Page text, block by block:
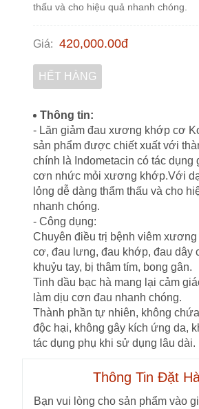
thấu và cho hiệu quả nhanh chóng.
Giá: 420,000.00đ
HẾT HÀNG
Thông tin:
- Lăn giảm đau xương khớp cơ
sản phẩm được chiết xuất với
chính là Indometacin có tác dụng
cơn nhức mỏi xương khớp.Với
lỏng dễ dàng thẩm thấu và cho
nhanh chóng.
- Công dụng:
Chuyên điều trị bệnh viêm
cơ, đau lưng, đau khớp, đau dây
khuỷu tay, bị thâm tím, bong gân.
Tinh dầu bạc hà mang lại cảm
làm dịu cơn đau nhanh chóng.
Thành phần tự nhiên, không
độc hại, không gây kích ứng da,
tác dụng phụ khi sử dụng lâu dài.
Thông Tin Đặt
Bạn vui lòng cho sản phẩm vào